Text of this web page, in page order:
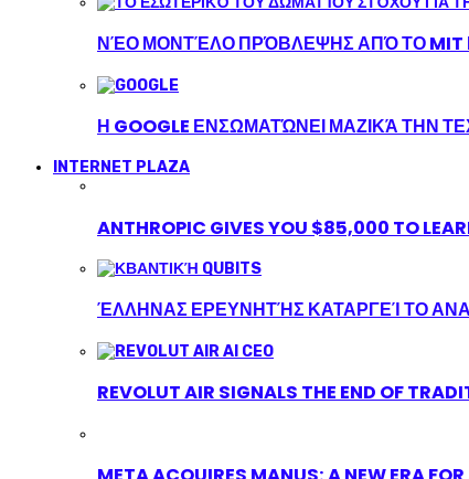
ΝΈΟ ΜΟΝΤΈΛΟ ΠΡΌΒΛΕΨΗΣ ΑΠΌ ΤΟ MIT
Η GOOGLE ΕΝΣΩΜΑΤΏΝΕΙ ΜΑΖΙΚΆ ΤΗΝ
INTERNET PLAZA
ANTHROPIC GIVES YOU $85,000 TO
ΈΛΛΗΝΑΣ ΕΡΕΥΝΗΤΉΣ ΚΑΤΑΡΓΕΊ ΤΟ
REVOLUT AIR SIGNALS THE END OF